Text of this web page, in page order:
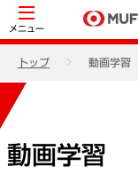
メニュー
トップ 動画学習
動画学習